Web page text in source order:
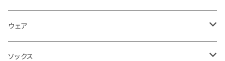
ロード
メンズ
トレイル
ウェア
Teton Bros.
ソックス